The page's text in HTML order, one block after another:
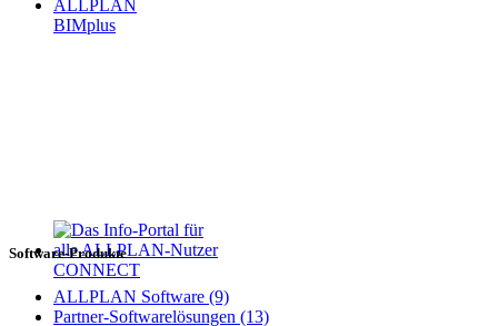
BIMplus
CONNECT
Software-Produkte
ALLPLAN Software (9)
Partner-Softwarelösungen (13)